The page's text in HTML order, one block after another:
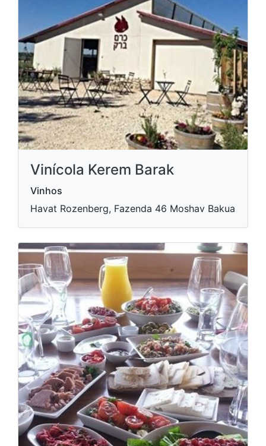
Vinícola Kerem Barak
Vinhos
Havat Rozenberg, Fazenda 46 Moshav Bakua